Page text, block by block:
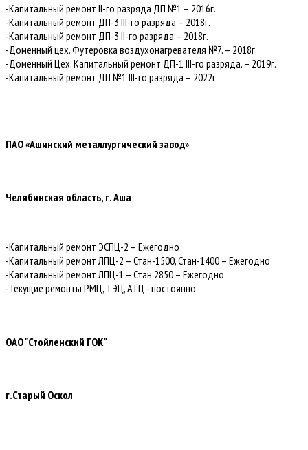
-Капитальный ремонт II-го разряда ДП №1 – 2016г.
-Капитальный ремонт ДП-3 III-го разряда – 2018г.
-Капитальный ремонт ДП-3 II-го разряда – 2018г.
-Доменный цех. Футеровка воздухонагревателя №7. – 2018г.
-Доменный Цех. Капитальный ремонт ДП-1 III-го разряда. – 2019г.
-Капитальный ремонт ДП №1 III-го разряда – 2022г
ПАО «Ашинский металлургический завод»
Челябинская область, г. Аша
-Капитальный ремонт ЭСПЦ-2 – Ежегодно
-Капитальный ремонт ЛПЦ-2 – Стан-1500, Стан-1400 – Ежегодно
-Капитальный ремонт ЛПЦ-1 – Стан 2850 – Ежегодно
-Текущие ремонты РМЦ, ТЭЦ, АТЦ - постоянно
ОАО "Стойленский ГОК"
г.Старый Оскол